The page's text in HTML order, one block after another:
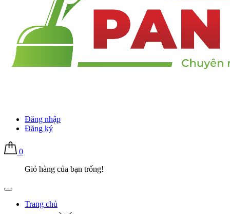
Đăng nhập
Đăng ký
0
Giỏ hàng của bạn trống!
Trang chủ